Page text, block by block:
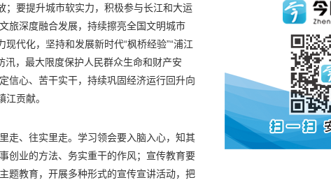
；要提升城市软实力，积极参与长江和大运
旅深度融合发展，持续擦亮全国文明城市
代化，坚持和发展新时代“枫桥经验”“浦江
汛，最大限度保护人民群众生命和财产安
信心、苦干实干，持续巩固经济运行回升向
贡献。
走、往实里走。学习领会要入脑入心，知其
创业的方法、务实重干的作风；宣传教育要
题教育，开展多种形式的宣传宣讲活动，把